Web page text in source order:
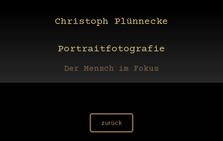
Christoph Plünnecke
Portraitfotografie
Der Mensch im Fokus
zurück